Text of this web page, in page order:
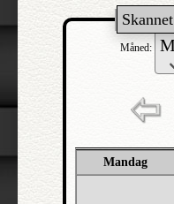
Skannet
Måned:
Mandag